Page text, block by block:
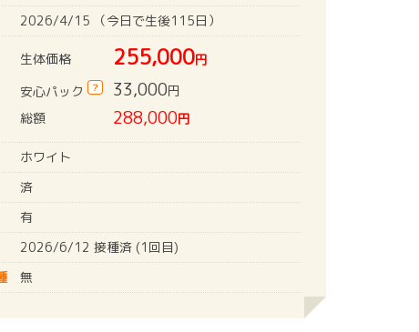
2026/4/15 （今日で生後115日）
生体価格 255,000円
安心パック
? 33,000円
総額
288,000円
ホワイト
済
有
2026/6/12 接種済 (1回目)
無